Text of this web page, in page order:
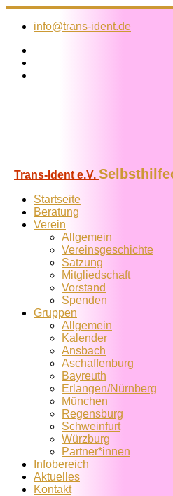
Zum
Inhalt
info@trans-ident.de
Trans-Ident e.V.
Startseite
Beratung
Verein
Allgemein
Vereins­geschichte
Satzung
Mitglied­schaft
Vorstand
Spenden
Gruppen
Allgemein
Kalender
Ansbach
Aschaffenburg
Bayreuth
Erlangen/Nürnberg
München
Regensburg
Schweinfurt
Würzburg
Partner*innen
Infobereich
Aktuelles
Kontakt